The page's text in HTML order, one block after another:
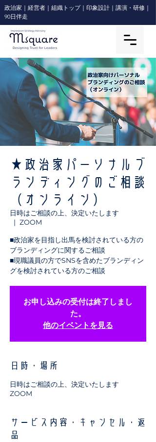
政治家｜経営者｜組織トップ｜印象設計｜講演・研修｜
90日伴走
★政治家パーソナルブ
ランディングのご相談
（オンライン）
日時はご相談の上、決定いたします
  |
ZOOM
■政治家を目指し出馬を検討されている方の
ブランディングに関するご相談
■現職議員の方でSNSを含めたブランディン
グを検討されている方のご相談
お申し込みの受付は終了しまし
た。
他のイベントを見る
日時・場所
日時はご相談の上、決定いたします
ZOOM
サービス内容・キャンセル・返
品